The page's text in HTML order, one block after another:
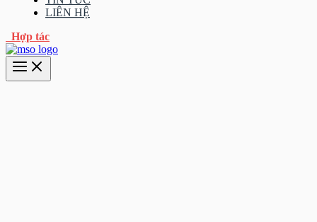
LIÊN HỆ
Hợp tác
Main
Menu